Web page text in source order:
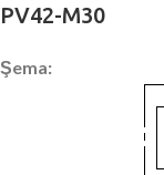
PV42-M30
Şema: